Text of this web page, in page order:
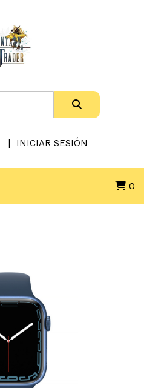
INICIAR SESIÓN
0